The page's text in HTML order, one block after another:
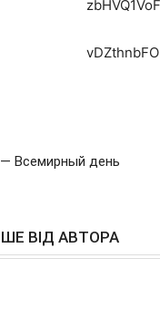
Всемирный день
ВІД АВТОРА